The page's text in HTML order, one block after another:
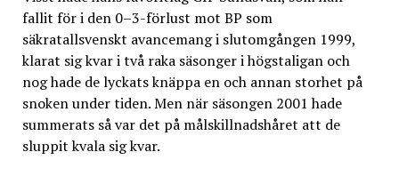
fallit för i den 0–3-förlust mot BP som
säkratallsvenskt avancemang i slutomgången 1999,
klarat sig kvar i två raka säsonger i högstaligan och
nog hade de lyckats knäppa en och annan storhet på
snoken under tiden. Men när säsongen 2001 hade
summerats så var det på målskillnadshåret att de
sluppit kvala sig kvar.